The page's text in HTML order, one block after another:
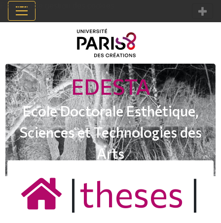
EDESTA
Ecole Doctorale Esthétique,
Sciences et Technologies des
Arts
|theses |
Panneau de gestion des cookies